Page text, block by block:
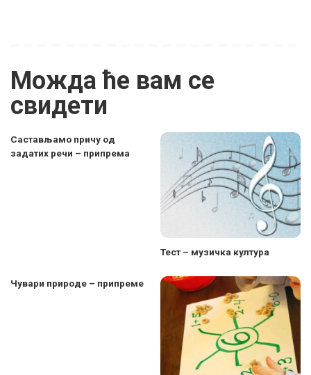
Можда ће вам се
свидети
Састављамо причу од
задатих речи – припрема
Teст – музичка култура
Чувари природе – припреме